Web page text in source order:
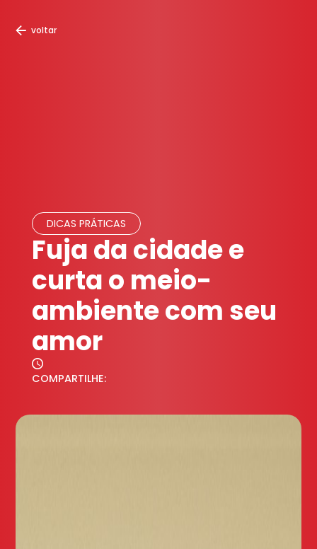
voltar
DICAS PRÁTICAS
Fuja da cidade e
curta o meio-
ambiente com seu
amor
COMPARTILHE: